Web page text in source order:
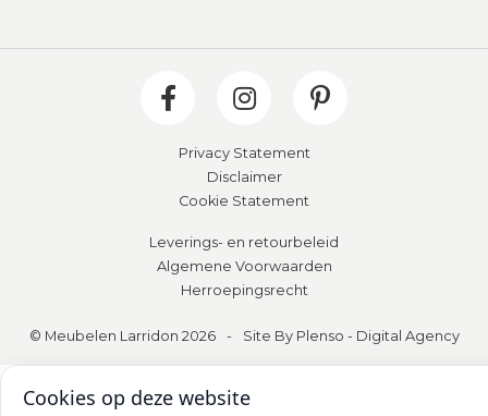
Privacy Statement
Disclaimer
Cookie Statement
Leverings- en retourbeleid
Algemene Voorwaarden
Herroepingsrecht
© Meubelen Larridon 2026 - Site By Plenso - Digital Agency
Cookies op deze website